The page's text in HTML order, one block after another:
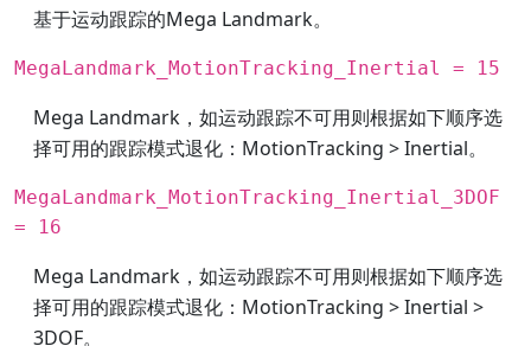
基于运动跟踪的Mega Landmark。
MegaLandmark_MotionTracking_Inertial = 15
Mega Landmark，如运动跟踪不可用则根据如下顺序选
择可用的跟踪模式退化：MotionTracking > Inertial。
MegaLandmark_MotionTracking_Inertial_3DOF
= 16
Mega Landmark，如运动跟踪不可用则根据如下顺序选
择可用的跟踪模式退化：MotionTracking > Inertial >
3DOF。